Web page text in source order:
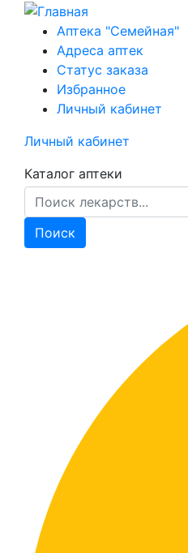
Перейти
основному
содержанию
Аптека "Семейная"
Адреса аптек
Статус заказа
Избранное
Личный кабинет
Личный кабинет
Каталог аптеки